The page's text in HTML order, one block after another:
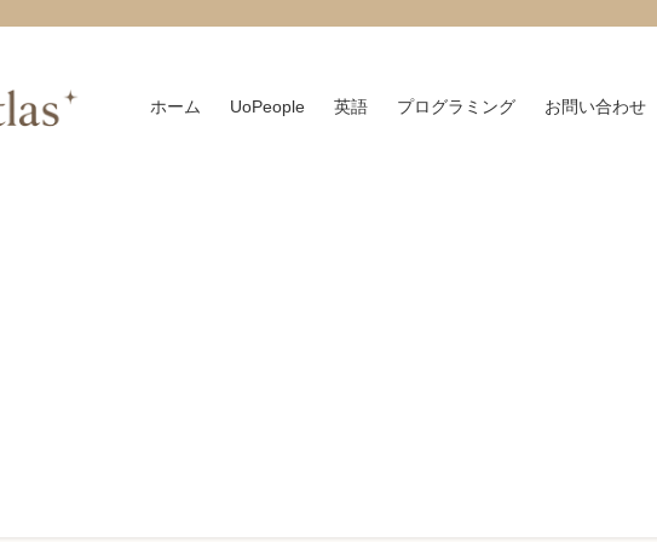
ホーム UoPeople 英語 プログラミング お問い合わせ